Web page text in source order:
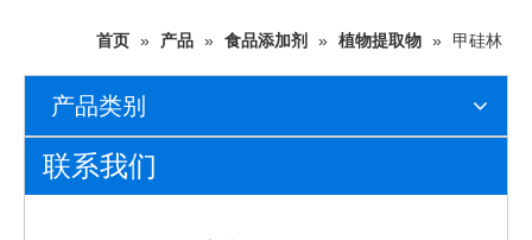
首页 » 产品 » 食品添加剂 » 植物提取物 » 甲硅林
产品类别
联系我们